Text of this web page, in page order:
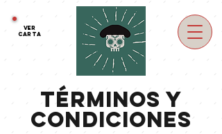
VER
Carta
Términos y
Condiciones